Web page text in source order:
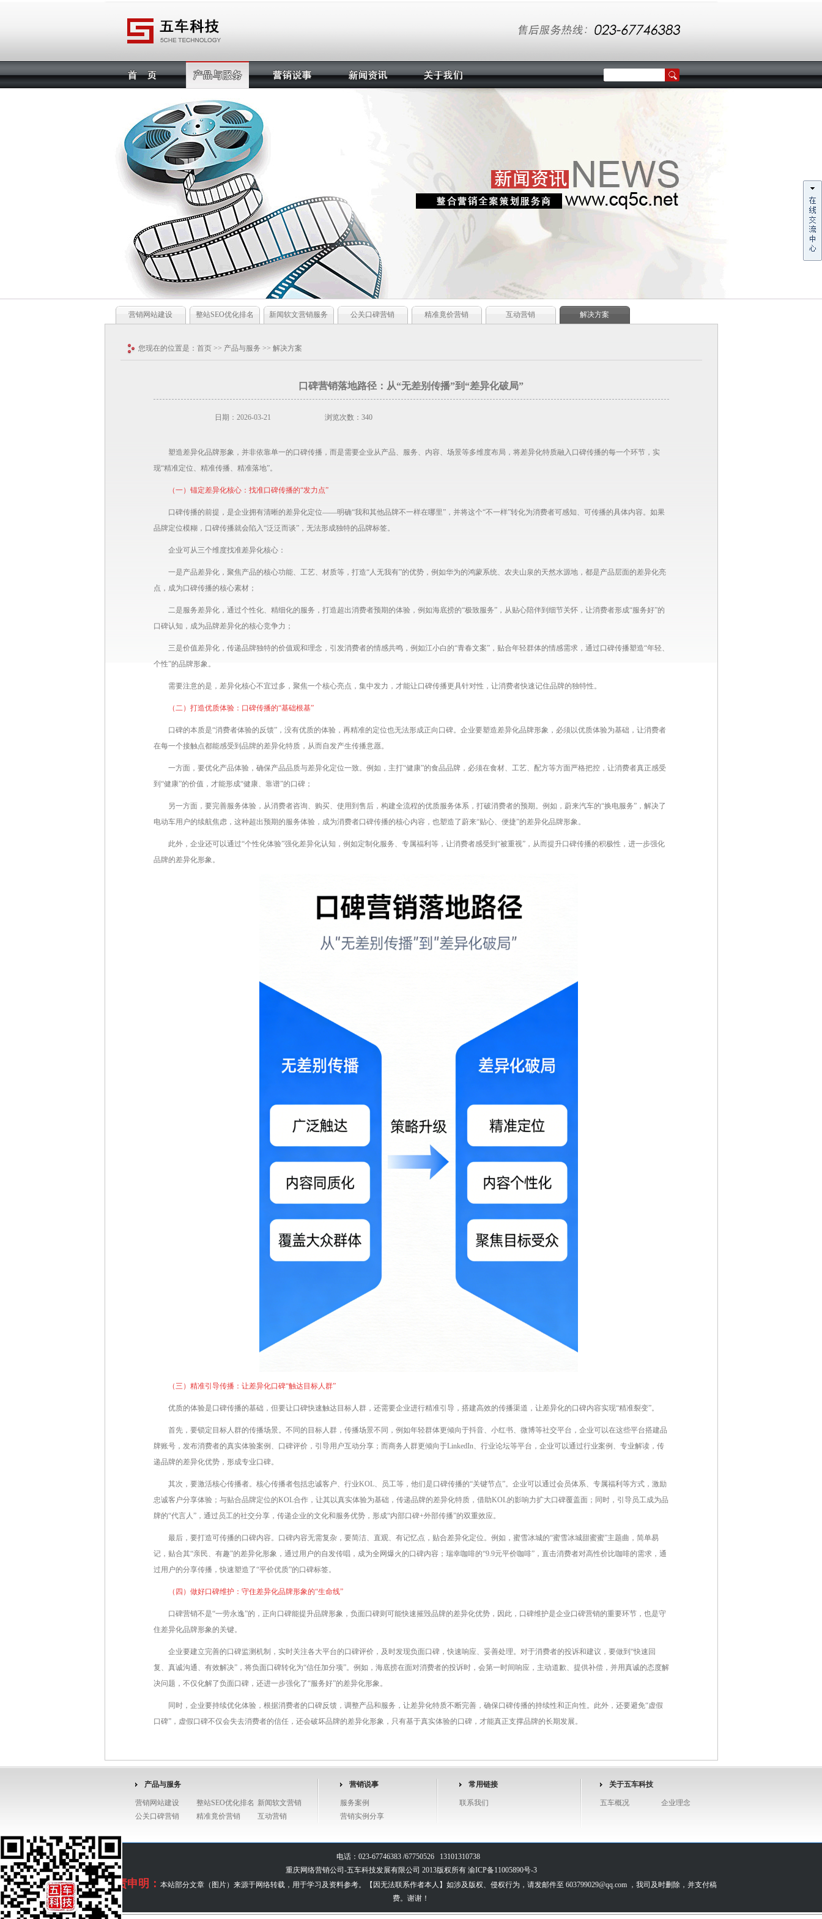
营销网站建设 整站SEO优化排名 新闻软文营销服务 公关口碑营销 精准竟价营销 互动营销 解决方案
您现在的位置是： 首页>> 产品与服务 >> 解决方案
口碑营销落地路径：从“无差别传播”到“差异化破局”
日期：2026-03-21 浏览次数：340
塑造差异化品牌形象，并非依靠单一的口碑传播，而是需要企业从产品、服务、内容、场景等多维度布局，将差异化特质融入口碑传播的每一个环节，实
现“精准定位、精准传播、精准落地”。
（一）锚定差异化核心：找准口碑传播的“发力点”
口碑传播的前提，是企业拥有清晰的差异化定位——明确“我和其他品牌不一样在哪里”，并将这个“不一样”转化为消费者可感知、可传播的具体内容。如果
品牌定位模糊，口碑传播就会陷入“泛泛而谈”，无法形成独特的品牌标签。
企业可从三个维度找准差异化核心：
一是产品差异化，聚焦产品的核心功能、工艺、材质等，打造“人无我有”的优势，例如华为的鸿蒙系统、农夫山泉的天然水源地，都是产品层面的差异化亮
点，成为口碑传播的核心素材；
二是服务差异化，通过个性化、精细化的服务，打造超出消费者预期的体验，例如海底捞的“极致服务”，从贴心陪伴到细节关怀，让消费者形成“服务好”的
口碑认知，成为品牌差异化的核心竞争力；
三是价值差异化，传递品牌独特的价值观和理念，引发消费者的情感共鸣，例如江小白的“青春文案”，贴合年轻群体的情感需求，通过口碑传播塑造“年轻、
个性”的品牌形象。
需要注意的是，差异化核心不宜过多，聚焦一个核心亮点，集中发力，才能让口碑传播更具针对性，让消费者快速记住品牌的独特性。
（二）打造优质体验：口碑传播的“基础根基”
口碑的本质是“消费者体验的反馈”，没有优质的体验，再精准的定位也无法形成正向口碑。企业要塑造差异化品牌形象，必须以优质体验为基础，让消费者
在每一个接触点都能感受到品牌的差异化特质，从而自发产生传播意愿。
一方面，要优化产品体验，确保产品品质与差异化定位一致。例如，主打“健康”的食品品牌，必须在食材、工艺、配方等方面严格把控，让消费者真正感受
到“健康”的价值，才能形成“健康、靠谱”的口碑；
另一方面，要完善服务体验，从消费者咨询、购买、使用到售后，构建全流程的优质服务体系，打破消费者的预期。例如，蔚来汽车的“换电服务”，解决了
电动车用户的续航焦虑，这种超出预期的服务体验，成为消费者口碑传播的核心内容，也塑造了蔚来“贴心、便捷”的差异化品牌形象。
此外，企业还可以通过“个性化体验”强化差异化认知，例如定制化服务、专属福利等，让消费者感受到“被重视”，从而提升口碑传播的积极性，进一步强化
品牌的差异化形象。
（三）精准引导传播：让差异化口碑“触达目标人群”
优质的体验是口碑传播的基础，但要让口碑快速触达目标人群，还需要企业进行精准引导，搭建高效的传播渠道，让差异化的口碑内容实现“精准裂变”。
首先，要锁定目标人群的传播场景。不同的目标人群，传播场景不同，例如年轻群体更倾向于抖音、小红书、微博等社交平台，企业可以在这些平台搭建品
牌账号，发布消费者的真实体验案例、口碑评价，引导用户互动分享；而商务人群更倾向于LinkedIn、行业论坛等平台，企业可以通过行业案例、专业解读，传
递品牌的差异化优势，形成专业口碑。
其次，要激活核心传播者。核心传播者包括忠诚客户、行业KOL、员工等，他们是口碑传播的“关键节点”。企业可以通过会员体系、专属福利等方式，激励
忠诚客户分享体验；与贴合品牌定位的KOL合作，让其以真实体验为基础，传递品牌的差异化特质，借助KOL的影响力扩大口碑覆盖面；同时，引导员工成为品
牌的“代言人”，通过员工的社交分享，传递企业的文化和服务优势，形成“内部口碑+外部传播”的双重效应。
最后，要打造可传播的口碑内容。口碑内容无需复杂，要简洁、直观、有记忆点，贴合差异化定位。例如，蜜雪冰城的“蜜雪冰城甜蜜蜜”主题曲，简单易
记，贴合其“亲民、有趣”的差异化形象，通过用户的自发传唱，成为全网爆火的口碑内容；瑞幸咖啡的“9.9元平价咖啡”，直击消费者对高性价比咖啡的需求，通
过用户的分享传播，快速塑造了“平价优质”的口碑标签。
（四）做好口碑维护：守住差异化品牌形象的“生命线”
口碑营销不是“一劳永逸”的，正向口碑能提升品牌形象，负面口碑则可能快速摧毁品牌的差异化优势，因此，口碑维护是企业口碑营销的重要环节，也是守
住差异化品牌形象的关键。
企业要建立完善的口碑监测机制，实时关注各大平台的口碑评价，及时发现负面口碑，快速响应、妥善处理。对于消费者的投诉和建议，要做到“快速回
复、真诚沟通、有效解决”，将负面口碑转化为“信任加分项”。例如，海底捞在面对消费者的投诉时，会第一时间响应，主动道歉、提供补偿，并用真诚的态度解
决问题，不仅化解了负面口碑，还进一步强化了“服务好”的差异化形象。
同时，企业要持续优化体验，根据消费者的口碑反馈，调整产品和服务，让差异化特质不断完善，确保口碑传播的持续性和正向性。此外，还要避免“虚假
口碑”，虚假口碑不仅会失去消费者的信任，还会破坏品牌的差异化形象，只有基于真实体验的口碑，才能真正支撑品牌的长期发展。
产品与服务
营销网站建设 整站SEO优化排名 新闻软文营销
公关口碑营销
精准竟价营销 互动营销
营销说事
服务案例
营销实例分享
常用链接
联系我们
关于五车科技
五车概况 企业理念
电话：023-67746383 /67750526 13101310738
重庆网络营销公司-五车科技发展有限公司 2013版权所有 渝ICP备11005890号-3
免责申明： 本站部分文章（图片）来源于网络转载，用于学习及资料参考。【因无法联系作者本人】如涉及版权、侵权行为，请发邮件至 603799029@qq.com ，我司及时删除，并支付稿
费。谢谢！